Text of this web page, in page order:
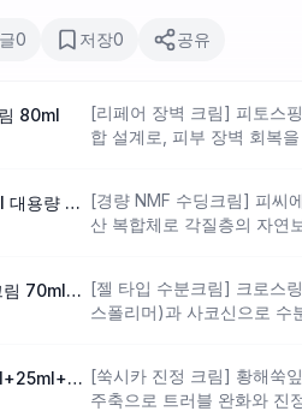
0 저장0 공유
80ml
[리페어 장벽 크림] 피토스
합 설계로, 피부 장벽 회복
에스트라 아토베리어365 하이드로 수딩크림 100ml 대용량 기획 (+30ml+속수분 앰플3ml) [경량 NMF 수딩크림] 피씨
산 복합체로 각질층의 자연
강화보다 수분 공급 중심임
[가벼운 여름용] 피지오겔 DMT 하이드로 젤 수분크림 70ml+30ml 기획 [젤 타입 수분크림] 크로스
스폴리머)과 사코신으로 수
지 밤용으로 적합하나, 고
[수부지트러블엔] 한율 쑥시카 수분크림 기획 (55ml+25ml+시트팩1매) [쑥시카 진정 크림] 황해쑥
주축으로 트러블 완화와 진